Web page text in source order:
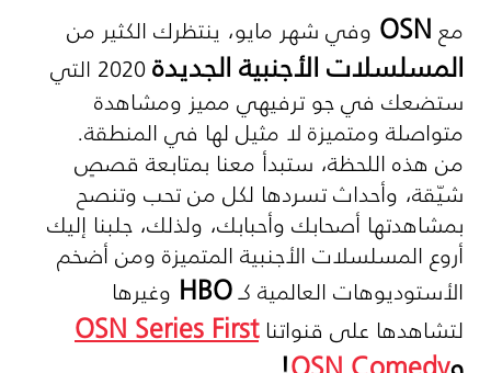
معOSN وفي شهر مايو، ينتظرك الكثير من
المسلسلات الأجنبية الجديدة 2020 التي
ستضعك في جو ترفيهي مميز ومشاهدة
متواصلة ومتميزة لا مثيل لها في المنطقة.
من هذه اللحظة، ستبدأ معنا بمتابعة قصصٍ
شيّقة، وأحداث تسردها لكل من تحب وتنصح
بمشاهدتها أصحابك وأحبابك، ولذلك، جلبنا إليك
أروع المسلسلات الأجنبية المتميزة ومن أضخم
الأستوديوهات العالمية كـHBO وغيرها
لتشاهدها على قنواتناOSN Series First